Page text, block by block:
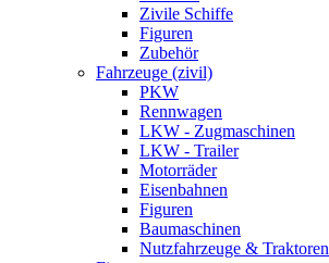
Zivile Schiffe
Figuren
Zubehör
Fahrzeuge (zivil)
PKW
Rennwagen
LKW - Zugmaschinen
LKW - Trailer
Motorräder
Eisenbahnen
Figuren
Baumaschinen
Nutzfahrzeuge & Traktoren